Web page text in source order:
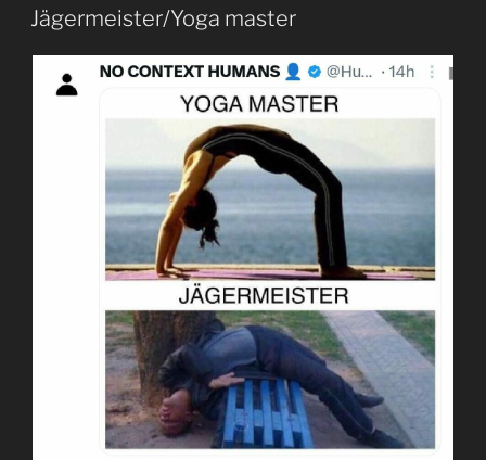
EL
Jägermeister/Yoga master